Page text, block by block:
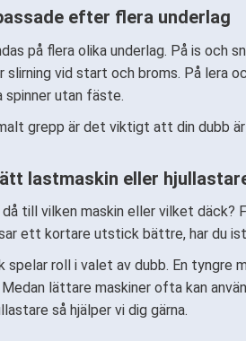
efter flera underlag
på flera olika underlag. På is
slirning vid start och broms. På
utan fäste.
grepp är det viktigt att din dubb
lastmaskin eller
då till vilken maskin eller vilket
ett kortare utstick bättre, har du
spelar roll i valet av dubb. En tyngre
lättare maskiner ofta kan
så hjälper vi dig gärna.